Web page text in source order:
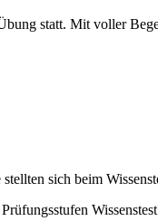
statt. Mit voller
sich beim